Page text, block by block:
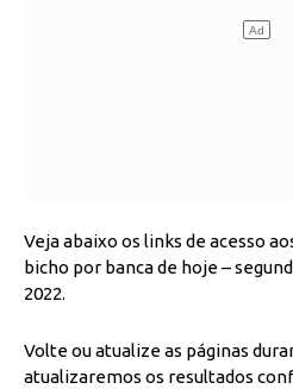
Veja abaixo os links de acesso
bicho por banca de hoje –
2022.
Volte ou atualize as páginas
atualizaremos os resultados